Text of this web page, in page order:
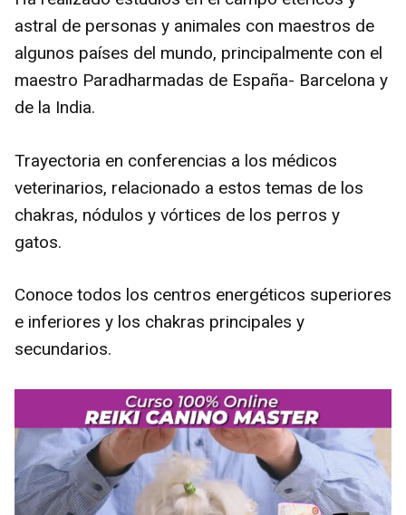
astral de personas y animales con maestros de
algunos países del mundo, principalmente con el
maestro Paradharmadas de España- Barcelona y
de la India.
Trayectoria en conferencias a los médicos
veterinarios, relacionado a estos temas de los
chakras, nódulos y vórtices de los perros y
gatos.
Conoce todos los centros energéticos superiores
e inferiores y los chakras principales y
secundarios.